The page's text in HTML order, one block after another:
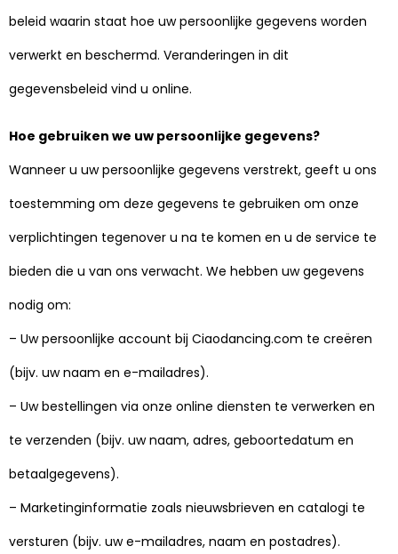
beleid waarin staat hoe uw persoonlijke gegevens worden
verwerkt en beschermd. Veranderingen in dit
gegevensbeleid vind u online.
Hoe gebruiken we uw persoonlijke gegevens?
Wanneer u uw persoonlijke gegevens verstrekt, geeft u ons
toestemming om deze gegevens te gebruiken om onze
verplichtingen tegenover u na te komen en u de service te
bieden die u van ons verwacht. We hebben uw gegevens
nodig om:
– Uw persoonlijke account bij Ciaodancing.com te creëren
(bijv. uw naam en e-mailadres).
– Uw bestellingen via onze online diensten te verwerken en
te verzenden (bijv. uw naam, adres, geboortedatum en
betaalgegevens).
– Marketinginformatie zoals nieuwsbrieven en catalogi te
versturen (bijv. uw e-mailadres, naam en postadres).